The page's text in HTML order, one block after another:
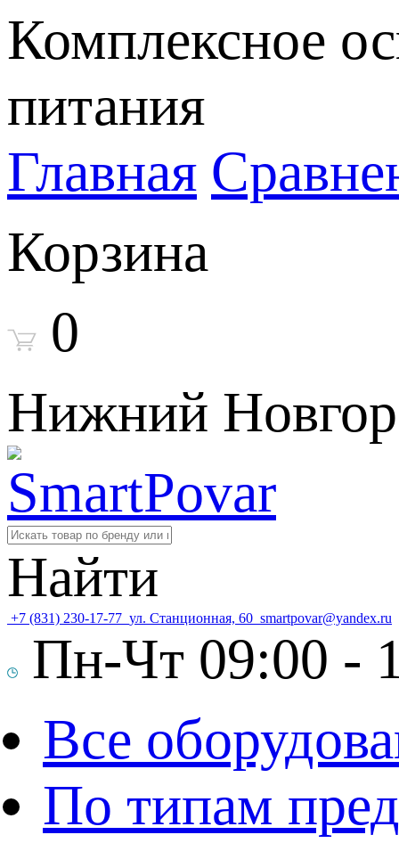
Комплексное
питания
Главная
Корзина
0
Нижний
Найти
+7 (831) 230-17-77 ул. Станционная, 60 smartpovar@yandex.ru
Пн-Чт 09:00 -
Все
По типам